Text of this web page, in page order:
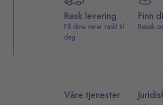
Rask levering
Få dine varer raskt til
deg.
Finn
Besøk
Våre tjenester